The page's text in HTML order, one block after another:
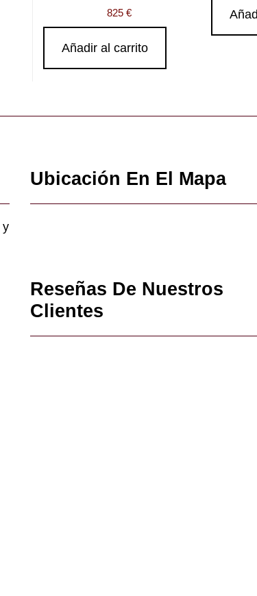
825 €
Añadir al carrito
y
Ubicación En El Mapa
Reseñas De Nuestros
Clientes